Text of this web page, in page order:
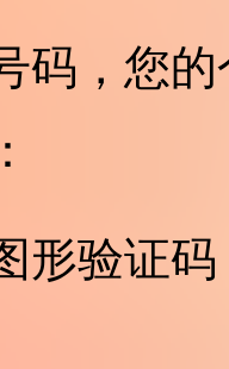
码，您
形验证码